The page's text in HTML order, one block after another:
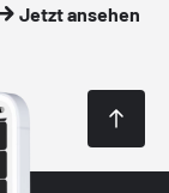
Jetzt ansehen